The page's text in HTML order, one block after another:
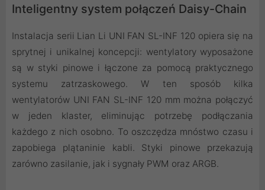
Inteligentny system połączeń Daisy-Chain
Instalacja serii Lian Li UNI FAN SL-INF 120 opiera się na
sprytnej i unikalnej koncepcji: wentylatory wyposażone
są w styki pinowe i łączone za pomocą praktycznego
systemu zatrzaskowego. W ten sposób kilka
wentylatorów UNI FAN SL-INF 120 mm można połączyć
w jeden klaster, eliminując potrzebę podłączania
każdego z nich osobno. To oszczędza mnóstwo czasu i
zapobiega plątaninie kabli. Styki pinowe przekazują
zarówno zasilanie, jak i sygnały PWM oraz ARGB.